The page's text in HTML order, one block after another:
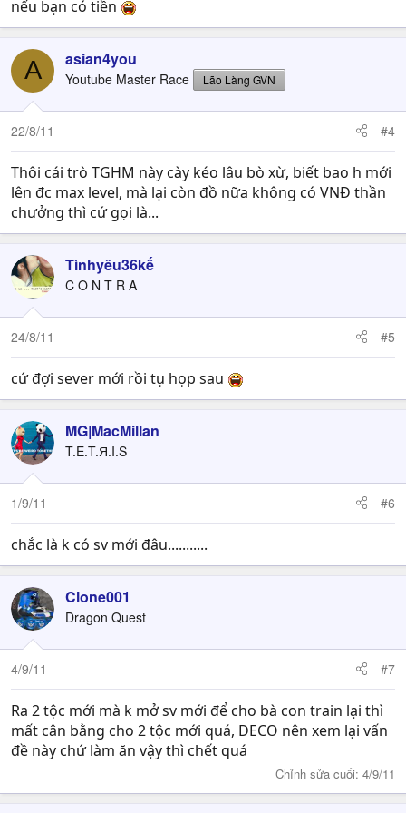
nếu bạn có tiền
A asian4you
Youtube Master Race Lão Làng GVN
22/8/11 #4
Thôi cái trò TGHM này cày kéo lâu bò xừ, biết bao h mới
lên đc max level, mà lại còn đồ nữa không có VNĐ thần
chưởng thì cứ gọi là...
Tìnhyêu36kế
C O N T R A
24/8/11 #5
cứ đợi sever mới rồi tụ họp sau
MG|MacMillan
T.E.T.Я.I.S
1/9/11 #6
chắc là k có sv mới đâu...........
Clone001
Dragon Quest
4/9/11 #7
Ra 2 tộc mới mà k mở sv mới để cho bà con train lại thì
mất cân bằng cho 2 tộc mới quá, DECO nên xem lại vấn
đề này chứ làm ăn vậy thì chết quá
Chỉnh sửa cuối: 4/9/11